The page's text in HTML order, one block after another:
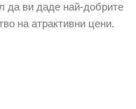
да ви даде най-добрите
на атрактивни цени.